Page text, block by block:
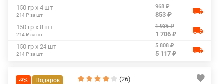
150 гр х 4 шт
214 ₽ за шт
968 ₽
853 ₽
150 гр х 8 шт
214 ₽ за шт
1 936 ₽
1 706 ₽
150 гр х 24 шт
214 ₽ за шт
5 808 ₽
5 117 ₽
-9% (26)